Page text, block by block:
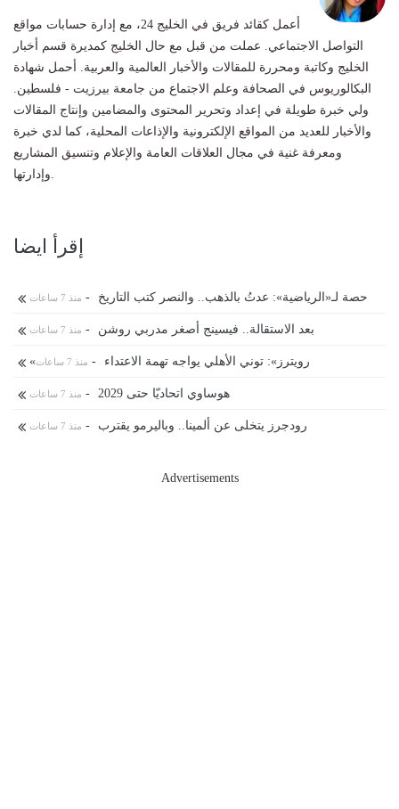
أعمل كقائد فريق في الخليج 24، مع إدارة حسابات مواقع
التواصل الاجتماعي. عملت من قبل مع حال الخليج كمديرة قسم أخبار
الخليج وكاتبة ومحررة للمقالات والأخبار العالمية والعربية. أحمل شهادة
البكالوريوس في الصحافة وعلم الاجتماع من جامعة بيرزيت - فلسطين.
ولي خبرة طويلة في إعداد وتحرير المحتوى والمضامين وإنتاج المقالات
والأخبار للعديد من المواقع الإلكترونية والإذاعات المحلية، كما لدي خبرة
ومعرفة غنية في مجال العلاقات العامة والإعلام وتنسيق المشاريع
إقرأ ايضا
حصة لـ«الرياضية»: عدتُ بالذهب.. والنصر كتب التاريخ - منذ 7 ساعات
بعد الاستقالة.. فيسينج أصغر مدربي روشن - منذ 7 ساعات
«رويترز»: توني الأهلي يواجه تهمة الاعتداء - منذ 7 ساعات
هوساوي اتحاديّا حتى 2029 - منذ 7 ساعات
رودجرز يتخلى عن ألمينا.. وباليرمو يقترب - منذ 7 ساعات
Advertisements